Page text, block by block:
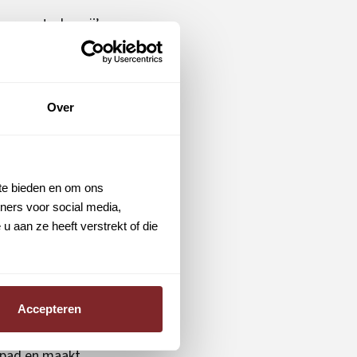
Over
bieden en om ons
voor social media,
aan ze heeft verstrekt of die
Accepteren
Rotterdam.
veel in mijn
over het
kermis. Het
doet
eerste baan